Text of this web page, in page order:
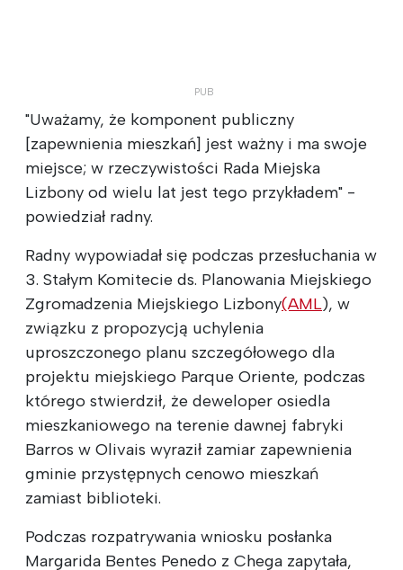
"Uważamy, że komponent publiczny
[zapewnienia mieszkań] jest ważny i ma swoje
miejsce; w rzeczywistości Rada Miejska
Lizbony od wielu lat jest tego przykładem" -
powiedział radny.
Radny wypowiadał się podczas przesłuchania w
3. Stałym Komitecie ds. Planowania Miejskiego
Zgromadzenia Miejskiego Lizbony(AML), w
związku z propozycją uchylenia
uproszczonego planu szczegółowego dla
projektu miejskiego Parque Oriente, podczas
którego stwierdził, że deweloper osiedla
mieszkaniowego na terenie dawnej fabryki
Barros w Olivais wyraził zamiar zapewnienia
gminie przystępnych cenowo mieszkań
zamiast biblioteki.
Podczas rozpatrywania wniosku posłanka
Margarida Bentes Penedo z Chega zapytała,